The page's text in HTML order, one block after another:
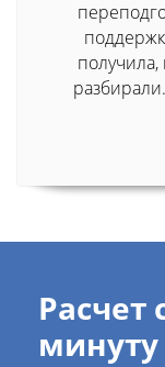
Расчет
минуту